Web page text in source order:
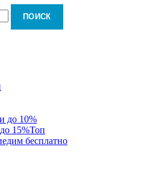
ПОИСК
до 10%
15%Топ
бесплатно